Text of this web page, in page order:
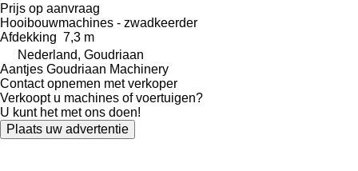
Prijs op aanvraag
Hooibouwmachines - zwadkeerder
Afdekking 7,3 m
Nederland, Goudriaan
Aantjes Goudriaan Machinery
Contact opnemen met verkoper
Verkoopt u machines of voertuigen?
U kunt het met ons doen!
Plaats uw advertentie